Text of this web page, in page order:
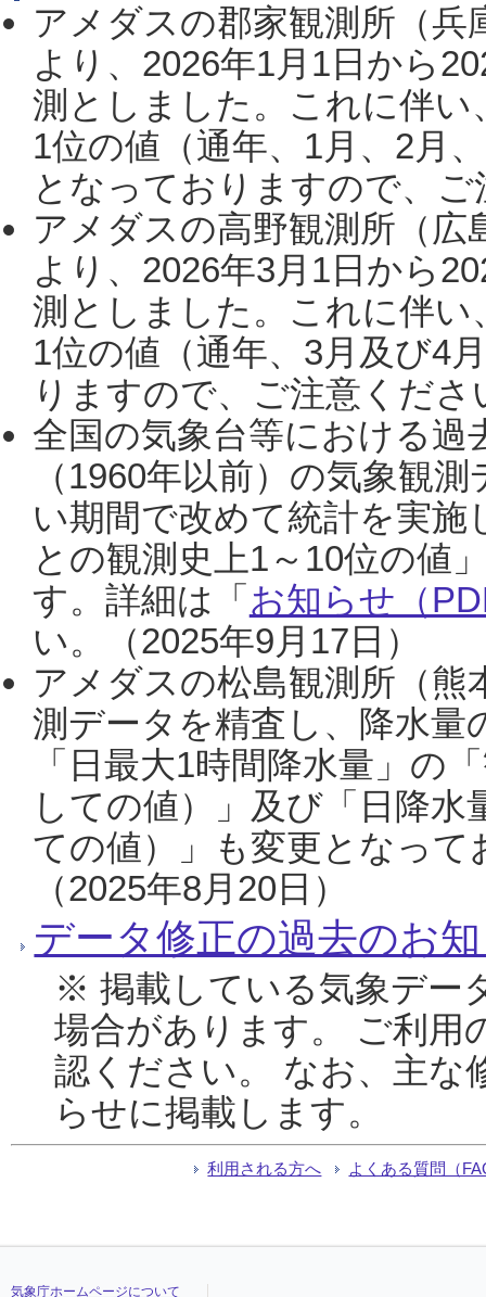
アメダスの郡家観測所（
より、2026年1月1日から
測としました。これに伴い
1位の値（通年、1月、2月
となっておりますので、
アメダスの高野観測所（
より、2026年3月1日から
測としました。これに伴い
1位の値（通年、3月及び4
りますので、ご注意くだ
全国の気象台等における過
（1960年以前）の気象観
い期間で改めて統計を実
との観測史上1～10位の値
す。詳細は「 お知らせ（
い。（2025年9月17日）
アメダスの松島観測所（熊
測データを精査し、降水
「日最大1時間降水量」の
しての値）」及び「日降
ての値）」も変更となっ
（2025年8月20日）
データ修正の過去のお
※ 掲載している気象デー
場合があります。 ご利用
認ください。 なお、主な
らせに掲載します。
利用される方へ よくある質問（
気象庁ホームページについて